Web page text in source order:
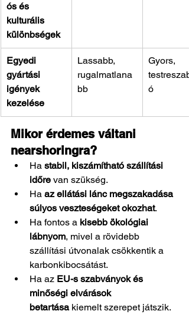
ós és
kulturális
különbségek
Egyedi
gyártási
igények
kezelése
Lassabb,
rugalmatlana
bb
Gyors,
ó
Mikor érdemes váltani
nearshoringra?
Ha stabil, kiszámítható szállítási
időre van szükség.
Ha az ellátási lánc megszakadása
súlyos veszteségeket okozhat.
Ha fontos a kisebb ökológiai
lábnyom, mivel a rövidebb
szállítási útvonalak csökkentik a
karbonkibocsátást.
Ha az EU-s szabványok és
minőségi elvárások
betartása kiemelt szerepet játszik.